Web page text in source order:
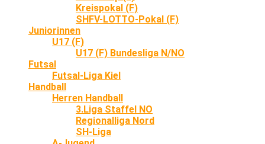
Kreispokal (F)
SHFV-LOTTO-Pokal (F)
Juniorinnen
U17 (F)
U17 (F) Bundesliga N/NO
Futsal
Futsal-Liga Kiel
Handball
Herren Handball
3.Liga Staffel NO
Regionalliga Nord
SH-Liga